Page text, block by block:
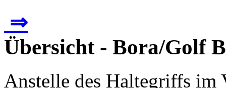
⇒
Übersicht - Bora/Golf
Anstelle des Haltegriffs im